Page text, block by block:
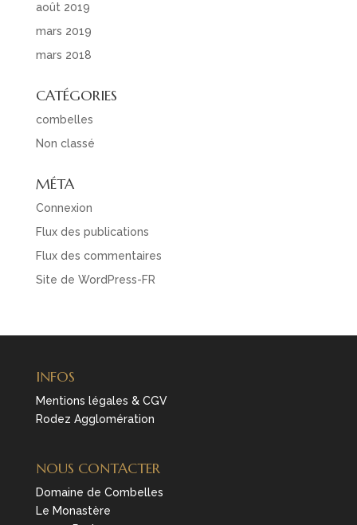
août 2019
mars 2019
mars 2018
CATÉGORIES
combelles
Non classé
MÉTA
Connexion
Flux des publications
Flux des commentaires
Site de WordPress-FR
INFOS
Mentions légales & CGV
Rodez Agglomération
NOUS CONTACTER
Domaine de Combelles
Le Monastère